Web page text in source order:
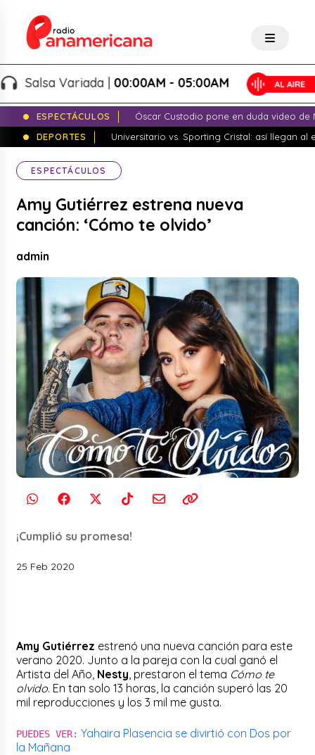
Variada |00:00AM - 05:00AM
ESPECTÁCULOS
Óscar Custodio pone en duda video de
DEPORTES
Universitario vs. Sporting Cristal: así llegan al
ESPECTÁCULOS
Amy Gutiérrez estrena nueva
canción: ‘Cómo te olvido’
admin
¡Cumplió su promesa!
25 Feb 2020
Amy Gutiérrez estrenó una nueva canción para este
verano 2020. Junto a la pareja con la cual ganó el
Artista del Año, Nesty , prestaron el tema Cómo te
olvido. En tan solo 13 horas, la canción superó las 20
mil reproducciones y los 3 mil me gusta.
PUEDES VER: Yahaira Plasencia se divirtió con Dos por
la Mañana